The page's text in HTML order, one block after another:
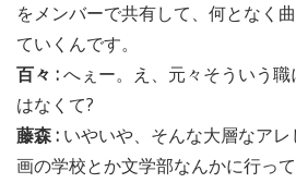
をメンバーで共有して、何となく
ていくんです。
百々 :へぇー。え、元々そういう
はなくて?
藤森 : いやいや、そんな大層なア
画の学校とか文学部なんかに行っ